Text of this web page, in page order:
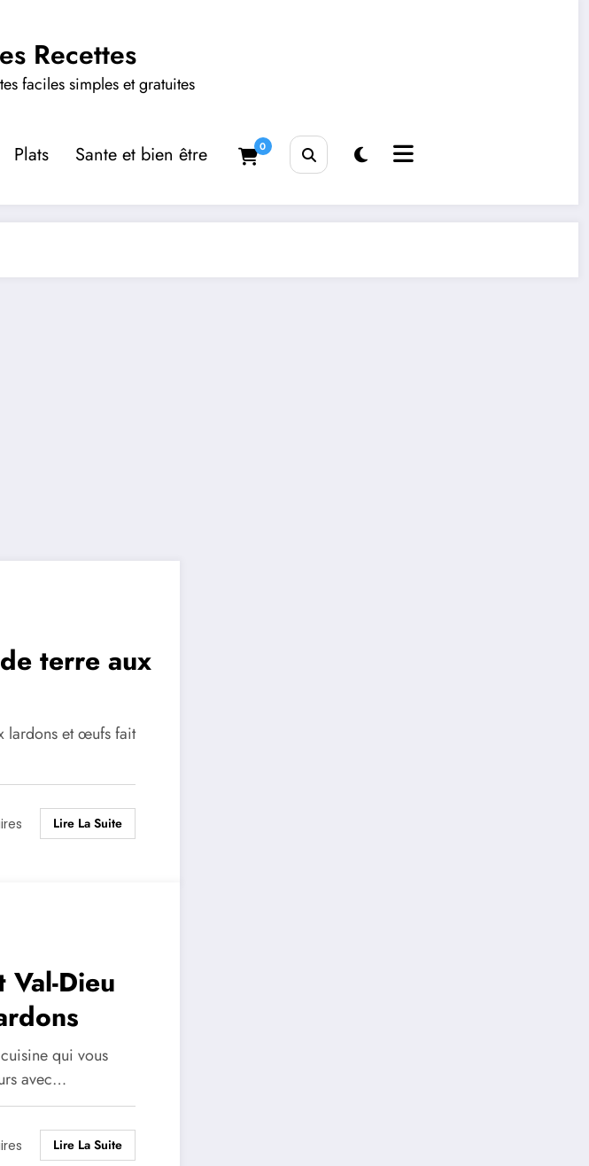
Recettes
faciles simples et gratuites
Plats Sante et bien être 0
terre aux
lardons et œufs fait
Lire La Suite
Dieu
qui vous
avec…
Lire La Suite